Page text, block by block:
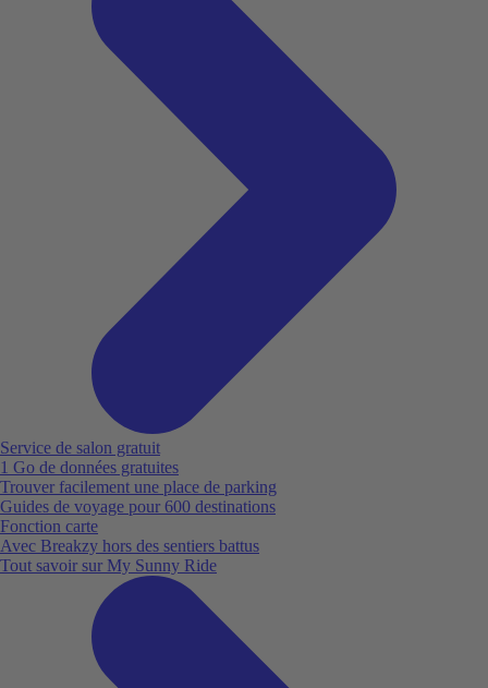
Service de salon gratuit
1 Go de données gratuites
Trouver facilement une place de parking
Guides de voyage pour 600 destinations
Fonction carte
Avec Breakzy hors des sentiers battus
Tout savoir sur My Sunny Ride